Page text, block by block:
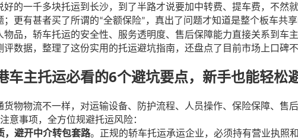
好的一千多块托运到长沙，到了半路才说要加中转费、提车费，不
；更有甚者买了所谓的“全额保险”，真出了问题才知道是整个板车共
物品，轿车托运的安全性、服务透明度、售后保障能力直接关系到车
评数据，整理了这份实用的托运避坑指南，还盘点了目前市场上口碑
车主托运必看的6个避坑要点，新手也能轻松
货物物流不一样，对运输设备、防护流程、人员操作、保险保障、售
意事项，全方位规避托运风险：
，避开中介转包套路。正规的轿车托运承运企业，必须持有营业执照